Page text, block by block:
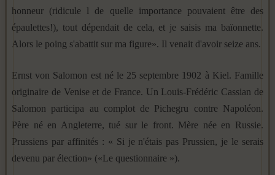
honneur (ridicule l de quelle importance pouvaient être des
épaulettes!), tout dépendait de cela, et je saisis ma baïonnette.
Alors le poing s'abattit sur ma figure». Il venait d'avoir seize ans.
Ernst von Salomon est né le 25 septembre 1902 à Kiel. Famille
originaire de Venise et de France. Un Louis-Frédéric Cassian de
Salomon participa au complot de Pichegru contre Napoléon.
Père né en Angleterre, tué sur le front. Mère née en Russie.
Prussiens par affinités : « Si je n'étais pas Prussien, je le serais
devenu par élection» («Le questionnaire »).